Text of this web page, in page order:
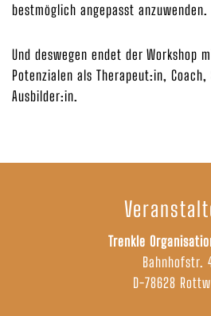
bestmöglich angepasst anzuwenden.
Und deswegen endet der Workshop
Potenzialen als Therapeut:in,
Ausbilder:in.
Trenkle
Bahnhofstr.
D-78628